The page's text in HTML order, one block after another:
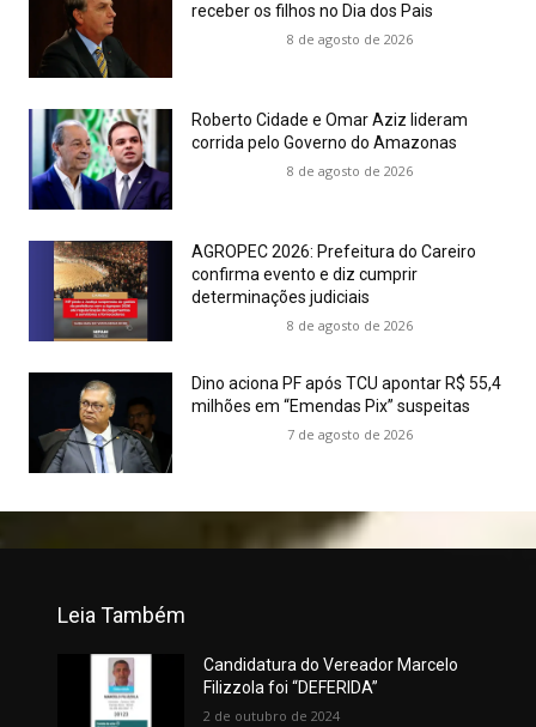
receber os filhos no Dia dos Pais
8 de agosto de 2026
Roberto Cidade e Omar Aziz lideram
corrida pelo Governo do Amazonas
8 de agosto de 2026
AGROPEC 2026: Prefeitura do Careiro
confirma evento e diz cumprir
determinações judiciais
8 de agosto de 2026
Dino aciona PF após TCU apontar R$ 55,4
milhões em “Emendas Pix” suspeitas
7 de agosto de 2026
Leia Também
Candidatura do Vereador Marcelo
Filizzola foi “DEFERIDA”
2 de outubro de 2024